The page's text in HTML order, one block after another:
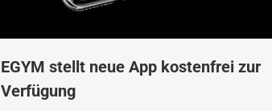
EGYM stellt neue App kostenfrei zur
Verfügung